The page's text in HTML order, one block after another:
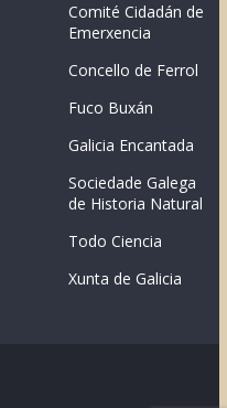
Comité Cidadán de
Emerxencia
Concello de Ferrol
Fuco Buxán
Galicia Encantada
Sociedade Galega
de Historia Natural
Todo Ciencia
Xunta de Galicia